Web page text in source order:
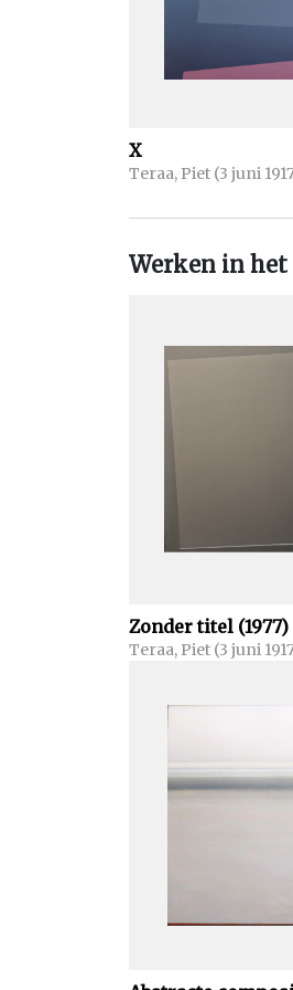
X
Teraa, Piet (3 juni
Werken in het
Zonder titel (1977)
Teraa, Piet (3 juni